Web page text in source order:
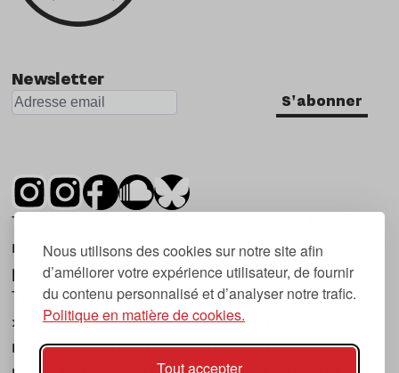
Nous utilisons des cookies sur notre site afin
d’améliorer votre expérience utilisateur, de fournir
du contenu personnalisé et d’analyser notre trafic.
Politique en matière de cookies.
Tout accepter
Newsletter
S'abonner
Tsugi est un mensuel indépendant sur la
musique et les nouvelles tendances, dont la
première parution date de 2007.
Tsugi en japonais signifie « prochain », « suivant
», ce qui correspond à la thématique du
magazine, à l’affût des nouvelles tendances